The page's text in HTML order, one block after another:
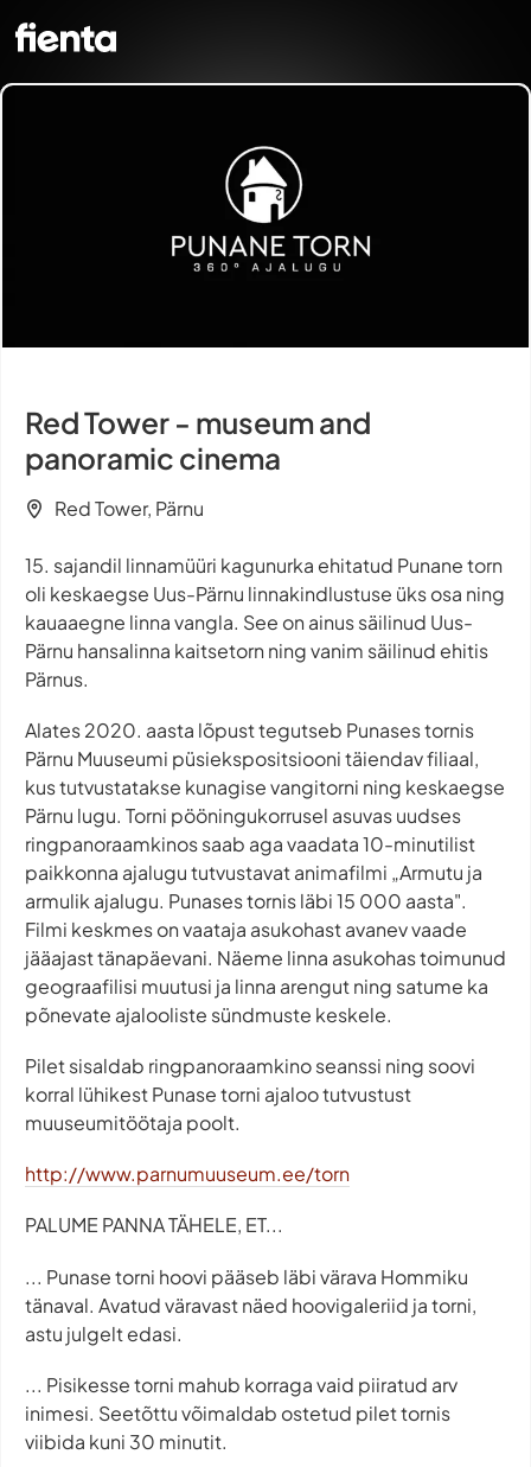
Red Tower - museum and
panoramic cinema
Red Tower, Pärnu
15. sajandil linnamüüri kagunurka ehitatud Punane torn
oli keskaegse Uus-Pärnu linnakindlustuse üks osa ning
kauaaegne linna vangla. See on ainus säilinud Uus-
Pärnu hansalinna kaitsetorn ning vanim säilinud ehitis
Pärnus.
Alates 2020. aasta lõpust tegutseb Punases tornis
Pärnu Muuseumi püsiekspositsiooni täiendav filiaal,
kus tutvustatakse kunagise vangitorni ning keskaegse
Pärnu lugu. Torni pööningukorrusel asuvas uudses
ringpanoraamkinos saab aga vaadata 10-minutilist
paikkonna ajalugu tutvustavat animafilmi „Armutu ja
armulik ajalugu. Punases tornis läbi 15 000 aasta".
Filmi keskmes on vaataja asukohast avanev vaade
jääajast tänapäevani. Näeme linna asukohas toimunud
geograafilisi muutusi ja linna arengut ning satume ka
põnevate ajalooliste sündmuste keskele.
Pilet sisaldab ringpanoraamkino seanssi ning soovi
korral lühikest Punase torni ajaloo tutvustust
muuseumitöötaja poolt.
http://www.parnumuuseum.ee/torn
PALUME PANNA TÄHELE, ET...
... Punase torni hoovi pääseb läbi värava Hommiku
tänaval. Avatud väravast näed hoovigaleriid ja torni,
astu julgelt edasi.
... Pisikesse torni mahub korraga vaid piiratud arv
inimesi. Seetõttu võimaldab ostetud pilet tornis
viibida kuni 30 minutit.